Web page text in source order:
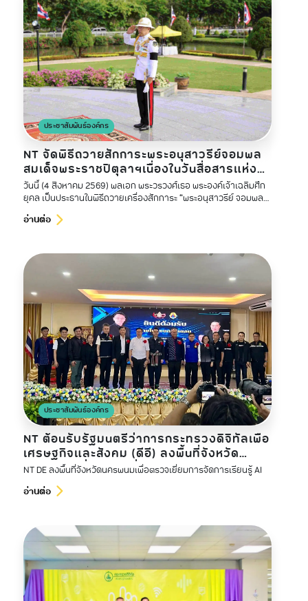
ประชาสัมพันธ์องค์กร
NT จัดพิธีถวายสักการะพระอนุสาวรีย์จอมพล
สมเด็จพระราชปิตุลาฯเนื่องในวันสื่อสารแห่ง
ชาติ ประจำปี 2569
วันนี้ (4 สิงหาคม 2569) พลเอก พระวรวงศ์เธอ พระองค์เจ้าเฉลิมศึก
ยุคล เป็นประธานในพิธีถวายเครื่องสักการะ “พระอนุสาวรีย์ จอมพล
สมเด็จพระราชปิตุลา บรมพงศาภิมุข เจ้าฟ้าภาณุรังษีสว่างวงศ์ กรม
พระยาภาณุพันธุวงศ์วรเดช” เนื่องในวันสื่อสารแห่งชาติ ประจำปี
อ่านต่อ
ประชาสัมพันธ์องค์กร
NT ต้อนรับรัฐมนตรีว่าการกระทรวงดิจิทัลเพื่อ
เศรษฐกิจและสังคม​ (ดีอี)​ ลงพื้นที่จังหวัด
นครพนม เพื่อตรวจเยี่ยมการจัดการเรียนรู้ AI
ตั้งแต่ระดับปฐมวัย มุ่งวางรากฐานทักษะดิจิทัล
และสร้างภูมิคุ้มกันไซเบอร์ให้เด็กไทยสู่ศตวรรษ
NT DE ลงพื้นที่จังหวัดนครพนมเพื่อตรวจเยี่ยมการจัดการเรียนรู้ AI
อ่านต่อ